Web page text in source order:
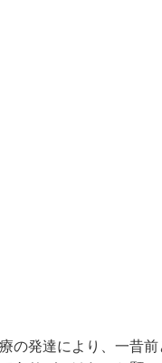
の発達により、一昔前